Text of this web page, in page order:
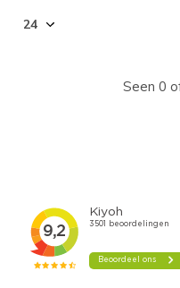
Seen 0